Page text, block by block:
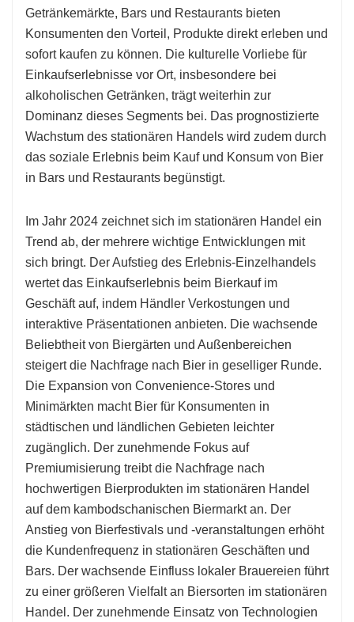
Getränkemärkte, Bars und Restaurants bieten
Konsumenten den Vorteil, Produkte direkt erleben und
sofort kaufen zu können. Die kulturelle Vorliebe für
Einkaufserlebnisse vor Ort, insbesondere bei
alkoholischen Getränken, trägt weiterhin zur
Dominanz dieses Segments bei. Das prognostizierte
Wachstum des stationären Handels wird zudem durch
das soziale Erlebnis beim Kauf und Konsum von Bier
in Bars und Restaurants begünstigt.
Im Jahr 2024 zeichnet sich im stationären Handel ein
Trend ab, der mehrere wichtige Entwicklungen mit
sich bringt. Der Aufstieg des Erlebnis-Einzelhandels
wertet das Einkaufserlebnis beim Bierkauf im
Geschäft auf, indem Händler Verkostungen und
interaktive Präsentationen anbieten. Die wachsende
Beliebtheit von Biergärten und Außenbereichen
steigert die Nachfrage nach Bier in geselliger Runde.
Die Expansion von Convenience-Stores und
Minimärkten macht Bier für Konsumenten in
städtischen und ländlichen Gebieten leichter
zugänglich. Der zunehmende Fokus auf
Premiumisierung treibt die Nachfrage nach
hochwertigen Bierprodukten im stationären Handel
auf dem kambodschanischen Biermarkt an. Der
Anstieg von Bierfestivals und -veranstaltungen erhöht
die Kundenfrequenz in stationären Geschäften und
Bars. Der wachsende Einfluss lokaler Brauereien führt
zu einer größeren Vielfalt an Biersorten im stationären
Handel. Der zunehmende Einsatz von Technologien